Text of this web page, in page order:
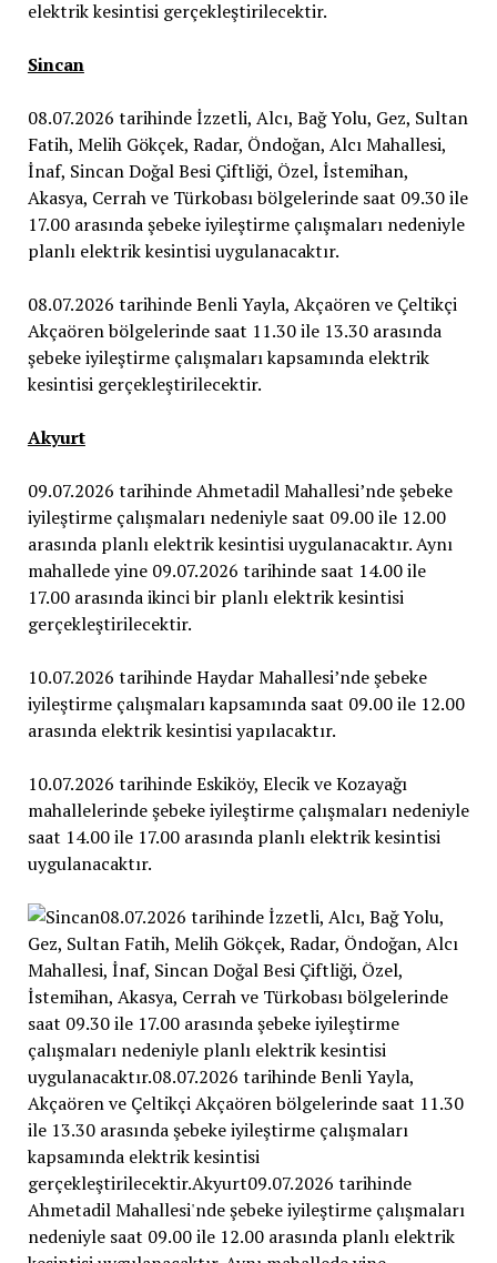
Sincan
08.07.2026 tarihinde İzzetli, Alcı, Bağ Yolu, Gez, Sultan
Fatih, Melih Gökçek, Radar, Öndoğan, Alcı Mahallesi,
İnaf, Sincan Doğal Besi Çiftliği, Özel, İstemihan,
Akasya, Cerrah ve Türkobası bölgelerinde saat 09.30 ile
17.00 arasında şebeke iyileştirme çalışmaları nedeniyle
planlı elektrik kesintisi uygulanacaktır.
08.07.2026 tarihinde Benli Yayla, Akçaören ve Çeltikçi
Akçaören bölgelerinde saat 11.30 ile 13.30 arasında
şebeke iyileştirme çalışmaları kapsamında elektrik
kesintisi gerçekleştirilecektir.
Akyurt
09.07.2026 tarihinde Ahmetadil Mahallesi’nde şebeke
iyileştirme çalışmaları nedeniyle saat 09.00 ile 12.00
arasında planlı elektrik kesintisi uygulanacaktır. Aynı
mahallede yine 09.07.2026 tarihinde saat 14.00 ile
17.00 arasında ikinci bir planlı elektrik kesintisi
gerçekleştirilecektir.
10.07.2026 tarihinde Haydar Mahallesi’nde şebeke
iyileştirme çalışmaları kapsamında saat 09.00 ile 12.00
arasında elektrik kesintisi yapılacaktır.
10.07.2026 tarihinde Eskiköy, Elecik ve Kozayağı
mahallelerinde şebeke iyileştirme çalışmaları nedeniyle
saat 14.00 ile 17.00 arasında planlı elektrik kesintisi
uygulanacaktır.